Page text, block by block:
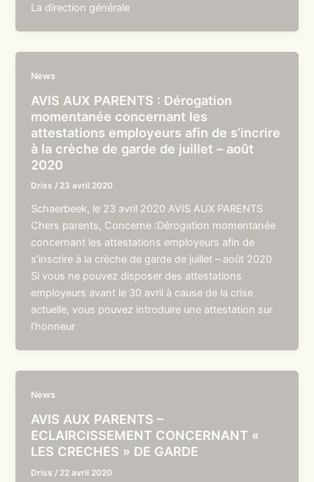
La direction générale
News
AVIS AUX PARENTS : Dérogation
momentanée concernant les
attestations employeurs afin de s’incrire
à la crèche de garde de juillet – août
2020
Driss / 23 avril 2020
Schaerbeek, le 23 avril 2020 AVIS AUX PARENTS
Chers parents, Concerne :Dérogation momentanée
concernant les attestations employeurs afin de
s’inscrire à la crèche de garde de juillet – août 2020
Si vous ne pouvez disposer des attestations
employeurs avant le 30 avril à cause de la crise
actuelle, vous pouvez introduire une attestation sur
l’honneur
News
AVIS AUX PARENTS –
ECLAIRCISSEMENT CONCERNANT «
LES CRECHES » DE GARDE
Driss / 22 avril 2020